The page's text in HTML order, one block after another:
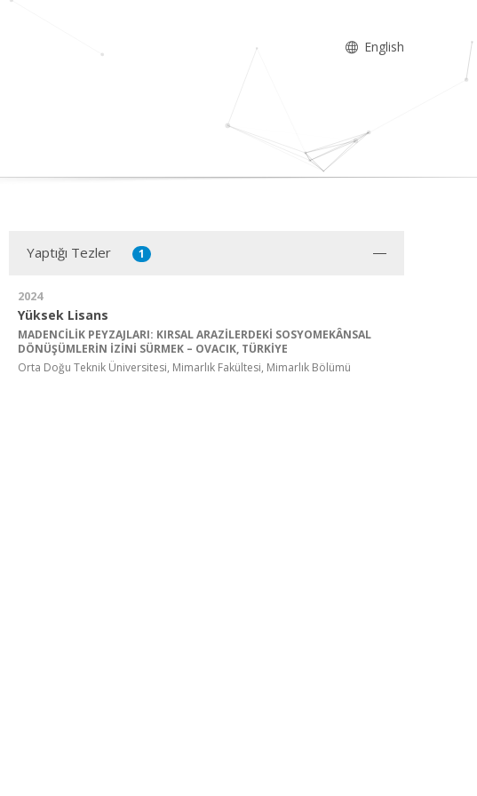
English
Yaptığı Tezler 1
2024
Yüksek Lisans
MADENCİLİK PEYZAJLARI: KIRSAL ARAZİLERDEKİ SOSYOMEKÂNSAL
DÖNÜŞÜMLERİN İZİNİ SÜRMEK – OVACIK, TÜRKİYE
Orta Doğu Teknik Üniversitesi, Mimarlık Fakültesi, Mimarlık Bölümü